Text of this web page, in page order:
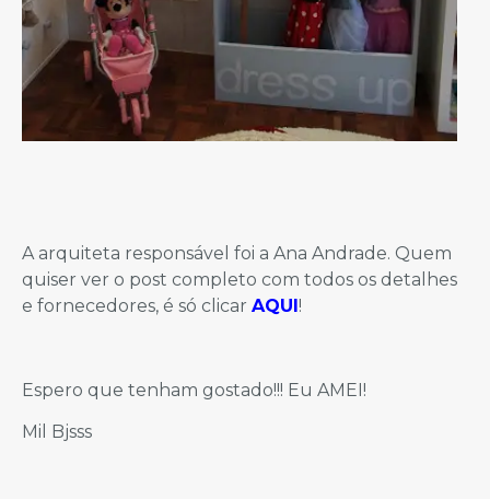
A arquiteta responsável foi a Ana Andrade. Quem
quiser ver o post completo com todos os detalhes
e fornecedores, é só clicar AQUI !
Espero que tenham gostado!!! Eu AMEI!
Mil Bjsss